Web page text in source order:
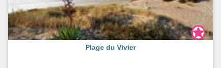
Plage du Vivier